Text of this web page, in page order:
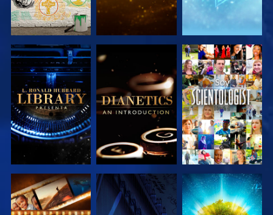
EXPLORA LAS
SERIES
EXPLORA LAS
SERIES
VE
EXPLORA LAS
VE
EXPLORA LAS